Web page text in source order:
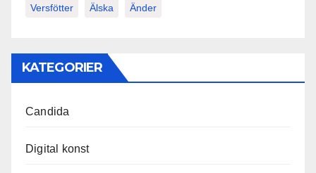
Versfötter Älska Änder
KATEGORIER
Candida
Digital konst